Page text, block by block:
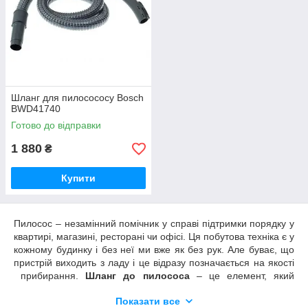
Шланг для пилососа
Пластиковий шланг для пилососа, оснащений кріпленнями і
Zelmer, що дає можливість придбати її для нових серій
У каталог
Чому варто купити оригінальні
шланги для пилососів
Шланг для пилосососу Bosch
BWD41740
Готово до відправки
1 880 ₴
Купити
Пилосос – незамінний помічник у справі підтримки порядку у
квартирі, магазині, ресторані чи офісі. Ця побутова техніка є у
кожному будинку і без неї ми вже як без рук. Але буває, що
пристрій виходить з ладу і це відразу позначається на якості
прибирання. Шланг до пилососа– це елемент, який
під час експлуатації устаткування найбільші навантаження і
Показати все